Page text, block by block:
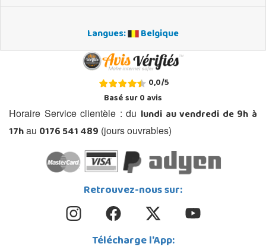
Langues: Belgique
0,0/5
Basé sur0avis
Horaire Service clientèle : du lundi au vendredi de 9h à
17hau 0176 541 489 (jours ouvrables)
Retrouvez-nous sur:
Télécharge l'App: